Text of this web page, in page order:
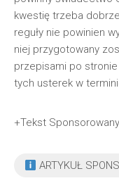
kwestię trzeba
reguły nie powinien
niej przygotowany
przepisami po
tych usterek w
+Tekst
ARTYKUŁ